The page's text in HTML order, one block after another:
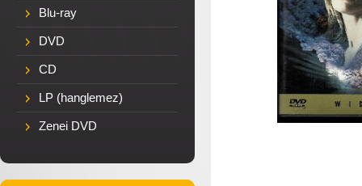
Blu-ray
DVD
CD
LP (hanglemez)
Zenei DVD